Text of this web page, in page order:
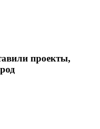
проекты,